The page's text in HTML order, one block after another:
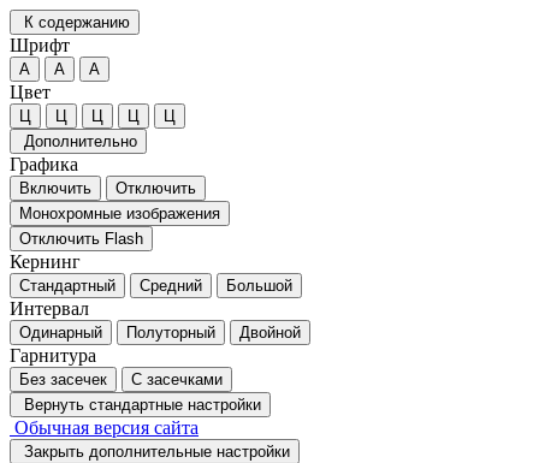
К содержанию
Шрифт
А А А
Цвет
Ц Ц Ц Ц
Ц
Дополнительно
Графика
Включить
Отключить
Монохромные изображения
Отключить Flash
Кернинг
Стандартный Средний Большой
Интервал
Одинарный Полуторный Двойной
Гарнитура
Без засечек
С засечками
Вернуть стандартные настройки
Обычная версия сайта
Закрыть дополнительные настройки